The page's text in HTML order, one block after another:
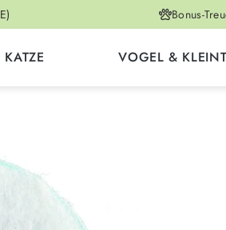
Bonus-
KATZE VOGEL &